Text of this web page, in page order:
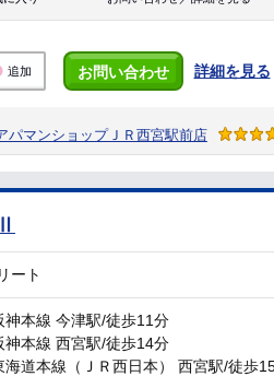
追加 お問い合わせ 詳細を見る
パマンショップＪＲ西宮駅前店
ート
神本線 今津駅/徒歩11分
神本線 西宮駅/徒歩14分
海道本線（ＪＲ西日本） 西宮駅/徒歩